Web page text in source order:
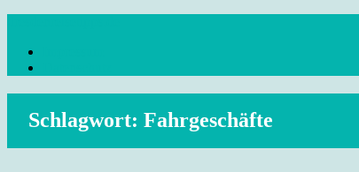
content
Reisetipps Dresden, Sehenswürdigkeiten, Ausflugsziele
Schlagwort: Fahrgeschäfte